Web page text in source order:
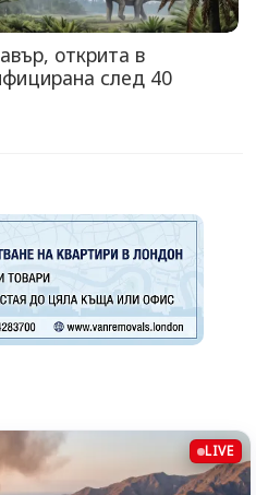
открита в
след 40
LIVE